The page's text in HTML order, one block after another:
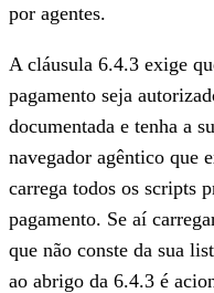
por agentes.
A cláusula 6.4.3 exige
pagamento seja
documentada e tenha a
navegador agêntico que
carrega todos os scripts
pagamento. Se aí
que não conste da sua
ao abrigo da 6.4.3 é